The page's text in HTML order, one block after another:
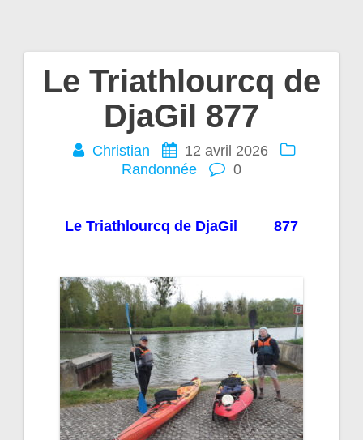
Le Triathlourcq de
DjaGil 877
Christian
12 avril 2026
Randonnée
0
Le Triathlourcq de DjaGil 877
Navigation
l’article